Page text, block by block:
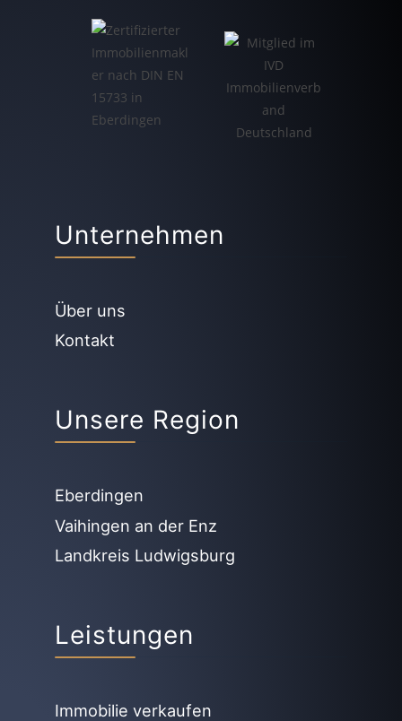
Leistungen
Immobilie verkaufen
Unsere Region
Eberdingen
Vaihingen an der Enz
Landkreis Ludwigsburg
Unternehmen
Über uns
Kontakt